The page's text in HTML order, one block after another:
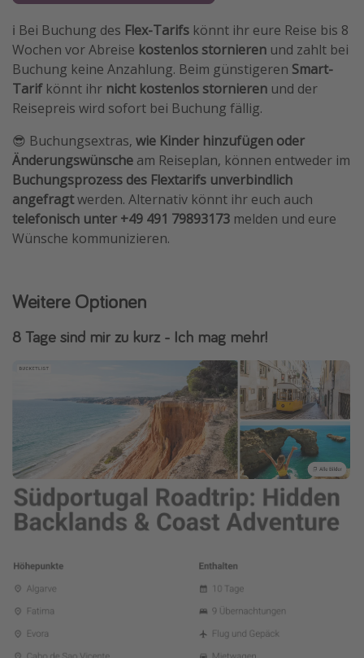
ℹ️ Bei Buchung des Flex-Tarifs könnt ihr eure Reise bis 8
Wochen vor Abreise kostenlos stornieren und zahlt bei
Buchung keine Anzahlung. Beim günstigeren Smart-
Tarifkönnt ihr nicht kostenlos stornieren und der
Reisepreis wird sofort bei Buchung fällig.
😎 Buchungsextras, wie Kinder hinzufügen oder
Änderungswünsche am Reiseplan, können entweder im
Buchungsprozess des Flextarifs unverbindlich
angefragtwerden. Alternativ könnt ihr euch auch
telefonisch unter +49 491 79893173 melden und eure
Wünsche kommunizieren.
Weitere Optionen
8 Tage sind mir zu kurz - Ich mag mehr!